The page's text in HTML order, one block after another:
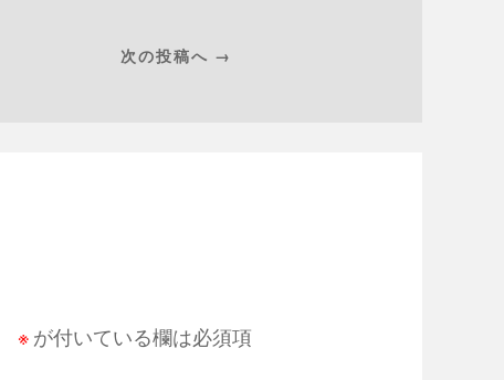
次の投稿へ →
※ が付いている欄は必須項